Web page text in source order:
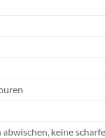
keine